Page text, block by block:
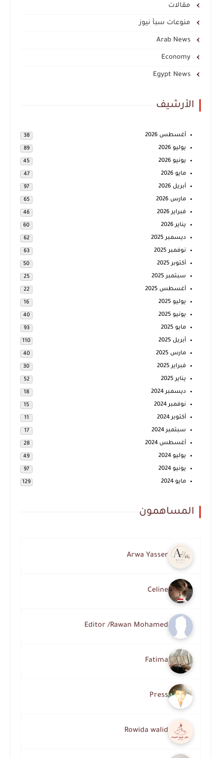
مقالات
منوعات سبأ نيوز
Arab News
Economy
Egypt News
الأرشيف
أغسطس 2026 38
يوليو 2026 89
يونيو 2026 45
مايو 2026 47
أبريل 2026 97
مارس 2026 65
فبراير 2026 46
يناير 2026 60
ديسمبر 2025 62
نوفمبر 2025 63
أكتوبر 2025 50
سبتمبر 2025 25
أغسطس 2025 22
يوليو 2025 16
يونيو 2025 40
مايو 2025 93
أبريل 2025 110
مارس 2025 40
فبراير 2025 30
يناير 2025 52
ديسمبر 2024 18
نوفمبر 2024 15
أكتوبر 2024 11
سبتمبر 2024 17
أغسطس 2024 28
يوليو 2024 49
يونيو 2024 97
مايو 2024 129
المساهمون
Arwa Yasser
Celine
Editor /Rawan Mohamed
Fatima
Press
Rowida walid